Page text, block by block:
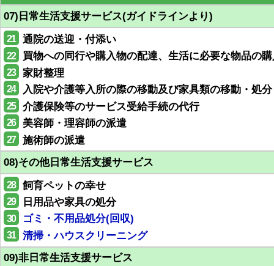
07)日常生活支援サービス(ガイドラインより)
21 通院の送迎・付添い
22 買物への同行や購入物の配達、生活に必要な物品の
23 家財整理
24 入院や介護等入所の際の移動及び家具類の移動・処分
25 介護保険等のサービス受給手続の代行
26 美容師・理容師の派遣
27
施術師の派遣
08)その他日常生活支援サービス
28 飼育ペットの幸せ
29 日用品や家具の処分
30 ゴミ・不用品処分(回収)
31
清掃・ハウスクリーニング
09)非日常生活支援サービス